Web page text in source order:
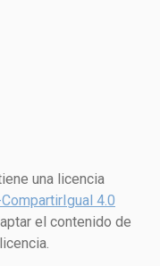
una licencia
4.0
el contenido de